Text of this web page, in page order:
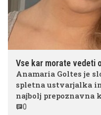
Vse kar morate vedeti
Anamaria Goltes je
spletna ustvarjalka
najbolj prepoznavna
in nekdanja
0